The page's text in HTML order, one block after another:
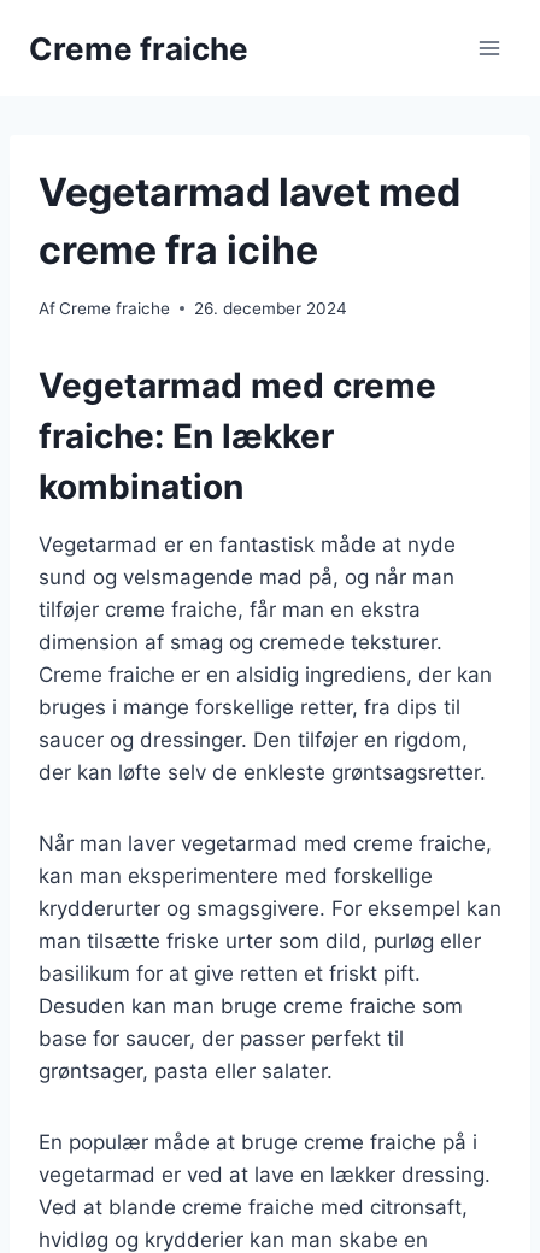
Creme fraiche
Vegetarmad lavet med
creme fra icihe
AfCreme fraiche 26. december 2024
Vegetarmad med creme
fraiche: En lækker
kombination
Vegetarmad er en fantastisk måde at nyde
sund og velsmagende mad på, og når man
tilføjer creme fraiche, får man en ekstra
dimension af smag og cremede teksturer.
Creme fraiche er en alsidig ingrediens, der kan
bruges i mange forskellige retter, fra dips til
saucer og dressinger. Den tilføjer en rigdom,
der kan løfte selv de enkleste grøntsagsretter.
Når man laver vegetarmad med creme fraiche,
kan man eksperimentere med forskellige
krydderurter og smagsgivere. For eksempel kan
man tilsætte friske urter som dild, purløg eller
basilikum for at give retten et friskt pift.
Desuden kan man bruge creme fraiche som
base for saucer, der passer perfekt til
grøntsager, pasta eller salater.
En populær måde at bruge creme fraiche på i
vegetarmad er ved at lave en lækker dressing.
Ved at blande creme fraiche med citronsaft,
hvidløg og krydderier kan man skabe en